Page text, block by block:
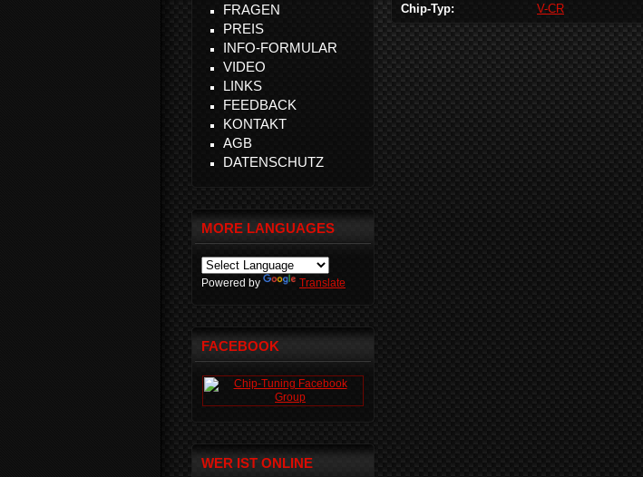
Chip-Typ:
V-CR
FRAGEN
PREIS
INFO-FORMULAR
VIDEO
LINKS
FEEDBACK
KONTAKT
AGB
DATENSCHUTZ
MORE LANGUAGES
Powered by Translate
FACEBOOK
WER IST ONLINE